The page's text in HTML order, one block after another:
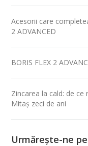
Acesorii care
2 ADVANCED
BORIS FLEX 2
Zincarea la cald: de ce
Mitaș zeci de ani
Urmăreşte-ne